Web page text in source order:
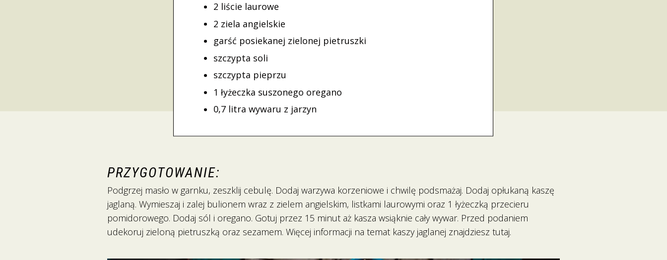
2 liście laurowe
2 ziela angielskie
garść posiekanej zielonej pietruszki
szczypta soli
szczypta pieprzu
1 łyżeczka suszonego oregano
0,7 litra wywaru z jarzyn
PRZYGOTOWANIE:
Podgrzej masło w garnku, zeszklij cebulę. Dodaj warzywa korzeniowe i chwilę podsmażaj. Dodaj opłukaną kaszę
jaglaną. Wymieszaj i zalej bulionem wraz z zielem angielskim, listkami laurowymi oraz 1 łyżeczką przecieru
pomidorowego. Dodaj sól i oregano. Gotuj przez 15 minut aż kasza wsiąknie cały wywar. Przed podaniem
udekoruj zieloną pietruszką oraz sezamem. Więcej informacji na temat kaszy jaglanej znajdziesz tutaj.